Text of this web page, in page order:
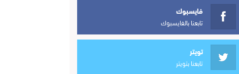
فايسبوك
تابعنا بالفايسبوك
تويتر
تابعنا بتويتر